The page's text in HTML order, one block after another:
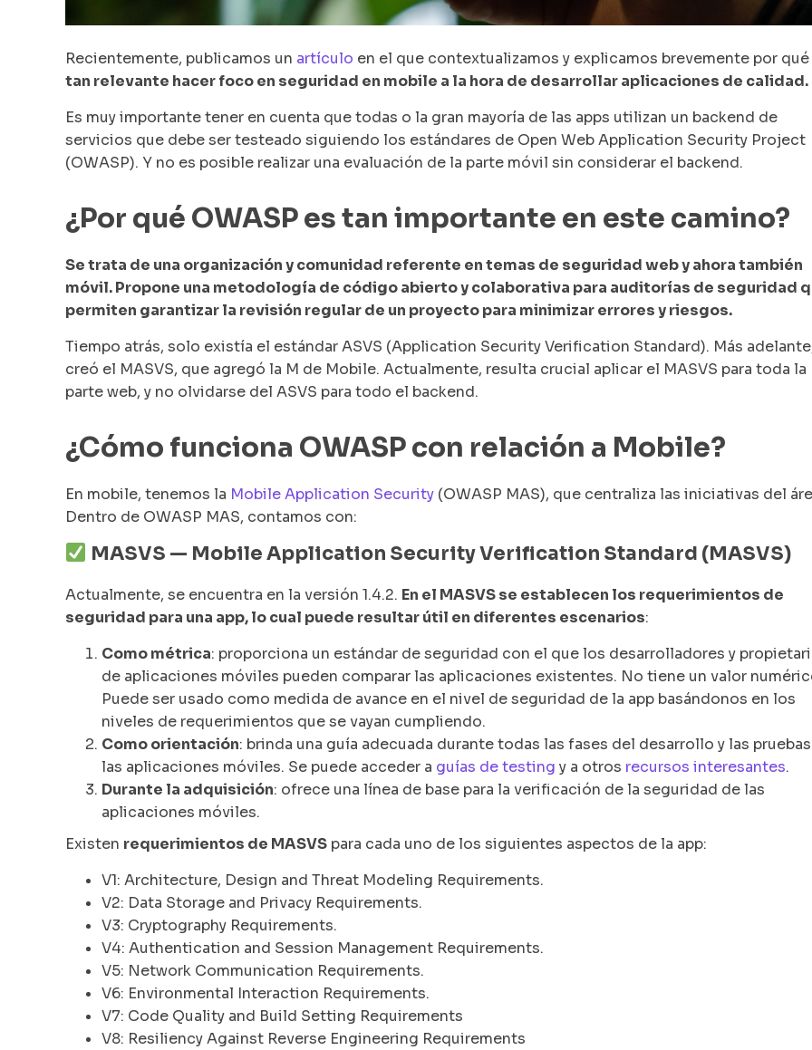
Recientemente, publicamos un artículo en el que contextualizamos y explicamos brevemente por qué
tan relevante hacer foco en seguridad en mobile a la hora de desarrollar aplicaciones de calidad.
Es muy importante tener en cuenta que todas o la gran mayoría de las apps utilizan un backend de
servicios que debe ser testeado siguiendo los estándares de Open Web Application Security Project
(OWASP). Y no es posible realizar una evaluación de la parte móvil sin considerar el backend.
¿Por qué OWASP es tan importante en este camino?
Se trata de una organización y comunidad referente en temas de seguridad web y ahora también
móvil. Propone una metodología de código abierto y colaborativa para auditorías de seguridad
permiten garantizar la revisión regular de un proyecto para minimizar errores y riesgos.
Tiempo atrás, solo existía el estándar ASVS (Application Security Verification Standard). Más
creó el MASVS, que agregó la M de Mobile. Actualmente, resulta crucial aplicar el MASVS para toda la
parte web, y no olvidarse del ASVS para todo el backend.
¿Cómo funciona OWASP con relación a Mobile?
En mobile, tenemos la Mobile Application Security (OWASP MAS), que centraliza las iniciativas del
Dentro de OWASP MAS, contamos con:
MASVS — Mobile Application Security Verification Standard (MASVS)
Actualmente, se encuentra en la versión 1.4.2. En el MASVS se establecen los requerimientos de
seguridad para una app, lo cual puede resultar útil en diferentes escenarios:
Como métrica: proporciona un estándar de seguridad con el que los desarrolladores y
de aplicaciones móviles pueden comparar las aplicaciones existentes. No tiene un valor
Puede ser usado como medida de avance en el nivel de seguridad de la app basándonos en los
niveles de requerimientos que se vayan cumpliendo.
Como orientación: brinda una guía adecuada durante todas las fases del desarrollo y las
las aplicaciones móviles. Se puede acceder a guías de testing y a otros recursos interesantes.
Durante la adquisición: ofrece una línea de base para la verificación de la seguridad de las
aplicaciones móviles.
Existen requerimientos de MASVS para cada uno de los siguientes aspectos de la app:
V1: Architecture, Design and Threat Modeling Requirements.
V2: Data Storage and Privacy Requirements.
V3: Cryptography Requirements.
V4: Authentication and Session Management Requirements.
V5: Network Communication Requirements.
V6: Environmental Interaction Requirements.
V7: Code Quality and Build Setting Requirements
V8: Resiliency Against Reverse Engineering Requirements